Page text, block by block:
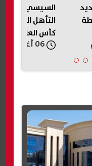
مصر بعد
نصف نهائي